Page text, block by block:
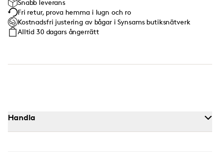
Snabb leverans
Fri retur, prova hemma i lugn och ro
Kostnadsfri justering av bågar i Synsams butiksnätverk
Alltid 30 dagars ångerrätt
Handla